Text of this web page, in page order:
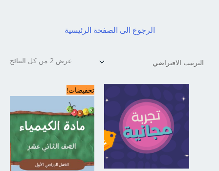
الرجوع الى الصفحة الرئيسية
عرض ⁦2⁩ من كل النتائج
تخفيضات!السعر
الأصلي
هو:
د.ك60.00.
الحالي
د.ك30.00.